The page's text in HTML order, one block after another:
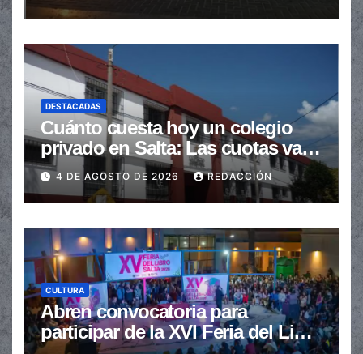
DESTACADAS
Cuánto cuesta hoy un colegio
privado en Salta: Las cuotas van
de $110.000 a más de $600.000
4 DE AGOSTO DE 2026 REDACCIÓN
CULTURA
Abren convocatoria para
participar de la XVI Feria del Libro